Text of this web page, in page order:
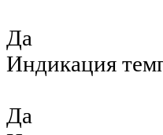
Да
Индикация
Да